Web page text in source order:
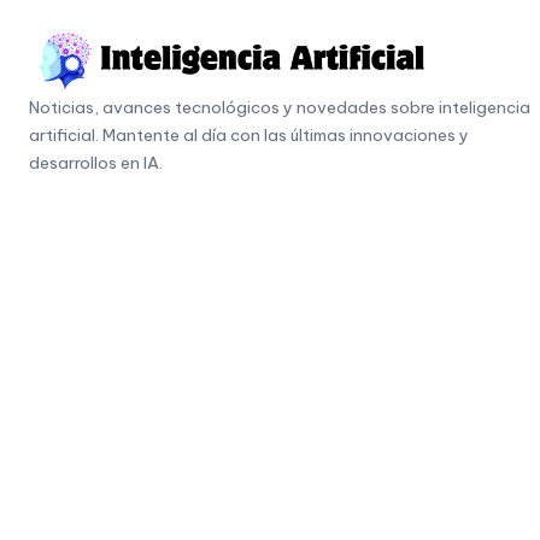
content
I
n
t
Noticias, avances tecnológicos y novedades sobre inteligencia
artificial. Mantente al día con las últimas innovaciones y
desarrollos en IA.